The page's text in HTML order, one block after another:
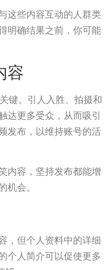
这些内容互动的人群类
明确结果之前，你可能
容
键。引人入胜、拍摄和
达更多受众，从而吸引
发布，以维持账号的活
内容，坚持发布都能增
机会。
，但个人资料中的详细
个人简介可以促使更多